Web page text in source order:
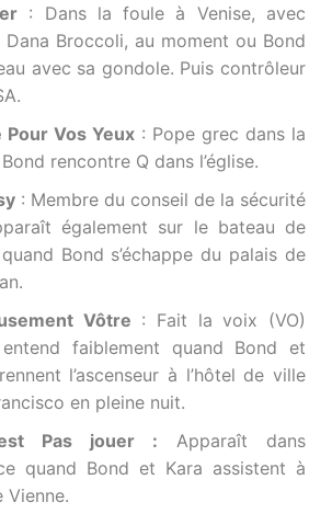
: Dans la foule à Venise, avec
Broccoli, au moment ou Bond
avec sa gondole. Puis contrôleur
Pour Vos Yeux : Pope grec dans la
rencontre Q dans l’église.
: Membre du conseil de la sécurité
également sur le bateau de
Bond s’échappe du palais de
Vôtre : Fait la voix (VO)
entend faiblement quand Bond et
l’ascenseur à l’hôtel de ville
en pleine nuit.
Pas jouer : Apparaît dans
quand Bond et Kara assistent à
Vienne.